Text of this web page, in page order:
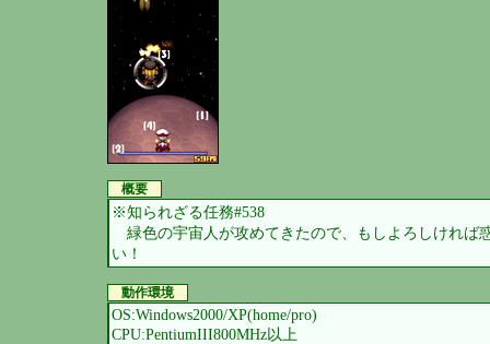
概要
※知られざる任務#538
緑色の宇宙人が攻めてきたので、もしよろしければ
い！
動作環境
OS:Windows2000/XP(home/pro)
CPU:PentiumIII800MHz以上